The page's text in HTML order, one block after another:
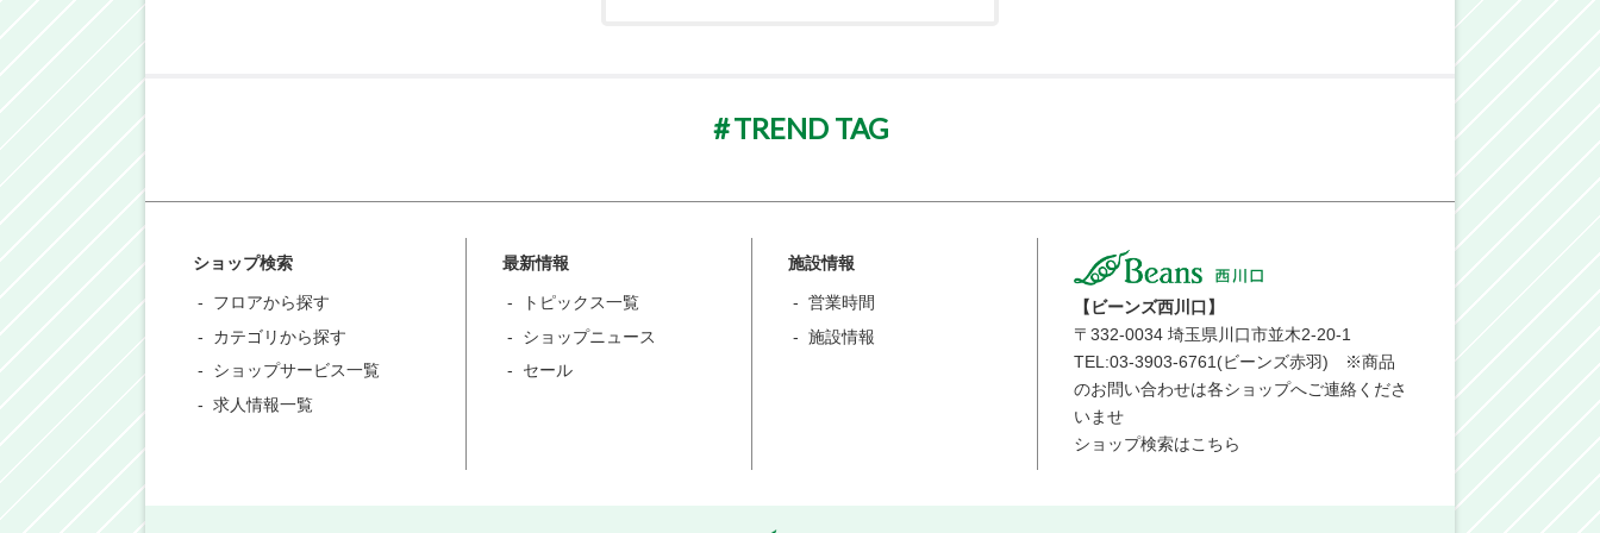
TREND TAG
ショップ検索
フロアから探す
カテゴリから探す
ショップサービス一覧
求人情報一覧
最新情報
トピックス一覧
ショップニュース
セール
施設情報
営業時間
施設情報
【ビーンズ西川口】
〒 332-0034 埼玉県川口市並木2-20-1
TEL:03-3903-6761(ビーンズ赤羽) ※商品
のお問い合わせは各ショップへご連絡くださ
いませ
ショップ検索はこちら